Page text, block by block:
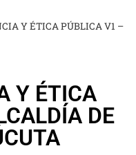
Y ÉTICA PÚBLICA V1 –
Y ÉTICA
DE